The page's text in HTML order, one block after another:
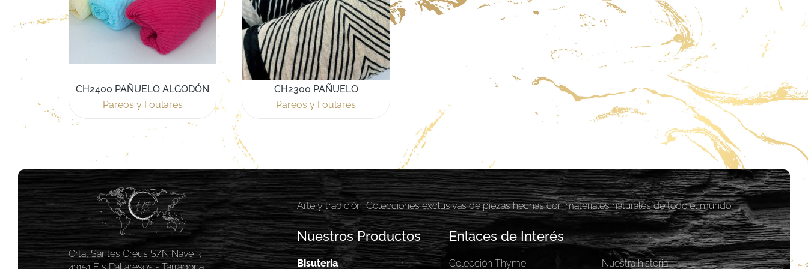
CH2400 PAÑUELO ALGODÓN
Pareos y Foulares
CH2300 PAÑUELO
Pareos y Foulares
Crta, Santes Creus S/N Nave 3
Arte y tradición. Colecciones exclusivas de piezas hechas con materiales naturales de todo el mundo.
Nuestros Productos
Bisutería
Enlaces de Interés
Colección Thyme Nuestra historia